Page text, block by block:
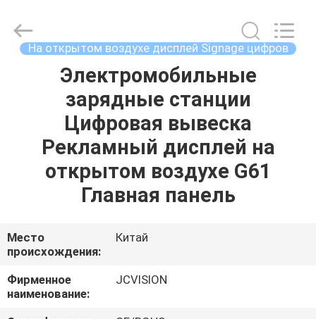
ДОМОЙ
ПРОДУКТЫ
ЭКСКУРСИЯ
ПО
ЗАВОДУ
Interactive
Technology
На открытом воздухе дисплей Signage цифров
Электромобильные
зарядные станции
Цифровая вывеска
Рекламный дисплей на
открытом воздухе G61
Главная панель
Место
происхождения:
Китай
Фирменное
наименование:
JCVISION